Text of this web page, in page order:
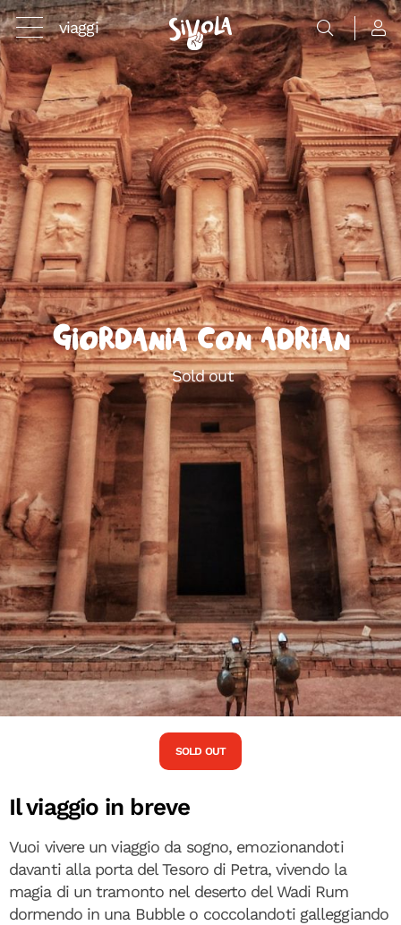
viaggi
Giordania con Adrian
Sold out
SOLD OUT
Il viaggio in breve
Vuoi vivere un viaggio da sogno, emozionandoti
davanti alla porta del Tesoro di Petra, vivendo la
magia di un tramonto nel deserto del Wadi Rum
dormendo in una Bubble o coccolandoti galleggiando